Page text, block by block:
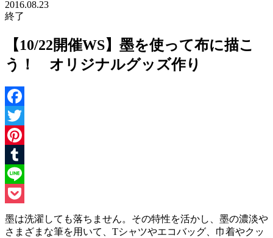
2016.08.23
終了
【10/22開催WS】墨を使って布に描こ
う！ オリジナルグッズ作り
Facebook
Twitter
Pinterest
Tumblr
Line
Pocket
墨は洗濯しても落ちません。その特性を活かし、墨の濃淡や
さまざまな筆を用いて、Tシャツやエコバッグ、巾着やクッ